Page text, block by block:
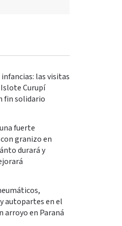
infancias: las visitas
Curupí
fin solidario
fuerte
granizo en
durará y
autopartes en el
arroyo en Paraná